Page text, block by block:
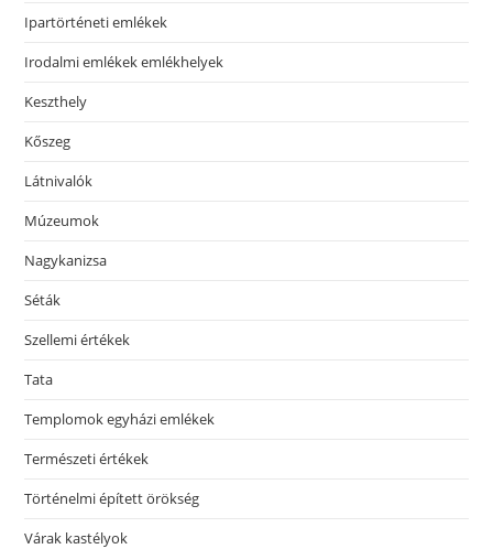
Ipartörténeti emlékek
Irodalmi emlékek emlékhelyek
Keszthely
Kőszeg
Látnivalók
Múzeumok
Nagykanizsa
Séták
Szellemi értékek
Tata
Templomok egyházi emlékek
Természeti értékek
Történelmi épített örökség
Várak kastélyok